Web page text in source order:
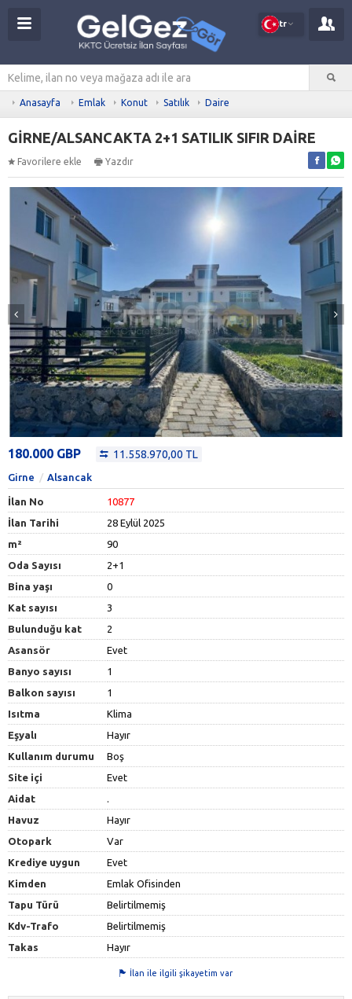
tr
Anasayfa Emlak Konut Satılık Daire
GİRNE/ALSANCAKTA 2+1 SATILIK SIFIR DAİRE
Favorilere ekle Yazdır
180.000 GBP 11.558.970,00 TL
Girne Alsancak
İlan No
10877
İlan Tarihi
28 Eylül 2025
m²
90
Oda Sayısı
2+1
Bina yaşı
0
Kat sayısı
3
Bulunduğu kat
2
Asansör
Evet
Banyo sayısı
1
Balkon sayısı
1
Isıtma
Klima
Eşyalı
Hayır
Kullanım durumu
Boş
Site içi
Evet
Aidat
Havuz
Hayır
Otopark
Var
Krediye uygun
Evet
Kimden
Emlak Ofisinden
Tapu Türü
Belirtilmemiş
Kdv-Trafo
Belirtilmemiş
Takas
Hayır
İlan ile ilgili şikayetim var